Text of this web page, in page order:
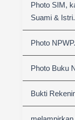
Photo SIM,
Suami & Istri.
Photo NPWP.
Photo Buku
Bukti